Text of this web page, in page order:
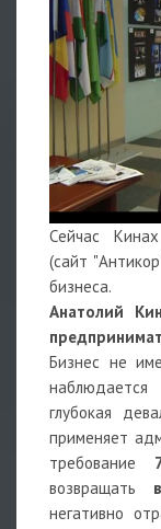
Сейчас
(сайт
бизнеса.
Анатолий
Бизнес не
глубокая
применяет
требование
возвращать
негативно